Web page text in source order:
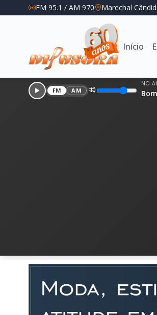
FM 95.1 / AM 970 Marechal
Início
FM AM
NO